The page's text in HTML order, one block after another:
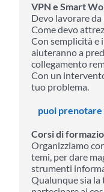
VPN e Smart
Devo lavorare da
Come devo
Con semplicità e
aiuteranno a
collegamento
Con un
tuo problema.
puoi prenotare
Corsi di
Organizziamo
temi, per dare
strumenti
Qualunque sia la